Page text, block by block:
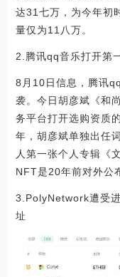
达31七万，为今年初
量仅为11八万。
2.腾讯qq音乐打开第
8月10日信息，腾讯
袭。今日胡彦斌《和
务平台打开选购资质
年，胡彦斌单独出任
人第一张个人专辑《
NFT是20年前对外公
3.PolyNetwork遭受
址